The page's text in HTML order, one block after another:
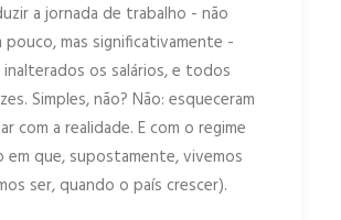
a jornada de trabalho - não
pouco, mas significativamente -
os salários, e todos
Simples, não? Não: esqueceram
com a realidade. E com o regime
em que, supostamente, vivemos
ser, quando o país crescer).